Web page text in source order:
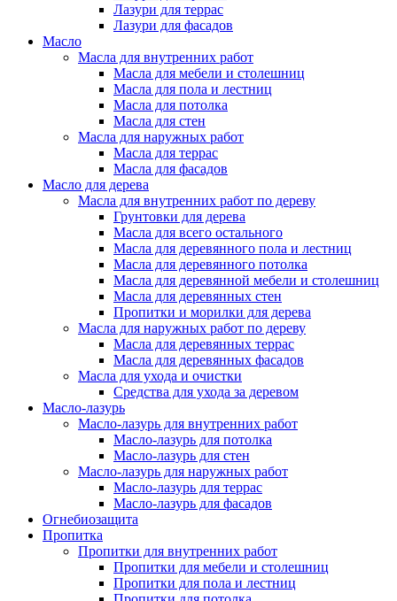
Лазури для террас
Лазури для фасадов
Масло
Масла для внутренних работ
Масла для мебели и столешниц
Масла для пола и лестниц
Масла для потолка
Масла для стен
Масла для наружных работ
Масла для террас
Масла для фасадов
Масло для дерева
Масла для внутренних работ по дереву
Грунтовки для дерева
Масла для всего остального
Масла для деревянного пола и лестниц
Масла для деревянного потолка
Масла для деревянной мебели и столешниц
Масла для деревянных стен
Пропитки и морилки для дерева
Масла для наружных работ по дереву
Масла для деревянных террас
Масла для деревянных фасадов
Масла для ухода и очистки
Средства для ухода за деревом
Масло-лазурь
Масло-лазурь для внутренних работ
Масло-лазурь для потолка
Масло-лазурь для стен
Масло-лазурь для наружных работ
Масло-лазурь для террас
Масло-лазурь для фасадов
Огнебиозащита
Пропитка
Пропитки для внутренних работ
Пропитки для мебели и столешниц
Пропитки для пола и лестниц